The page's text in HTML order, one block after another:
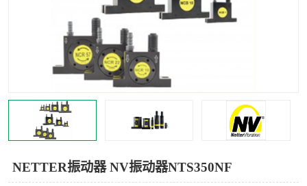
NETTER振动器 NV振动器NTS350NF
MACH III离合器 CLEVELAND
Magnetic制动器
WAMPFLER滑触线 BOSTON
WICHITA Cleveland 张力控制器